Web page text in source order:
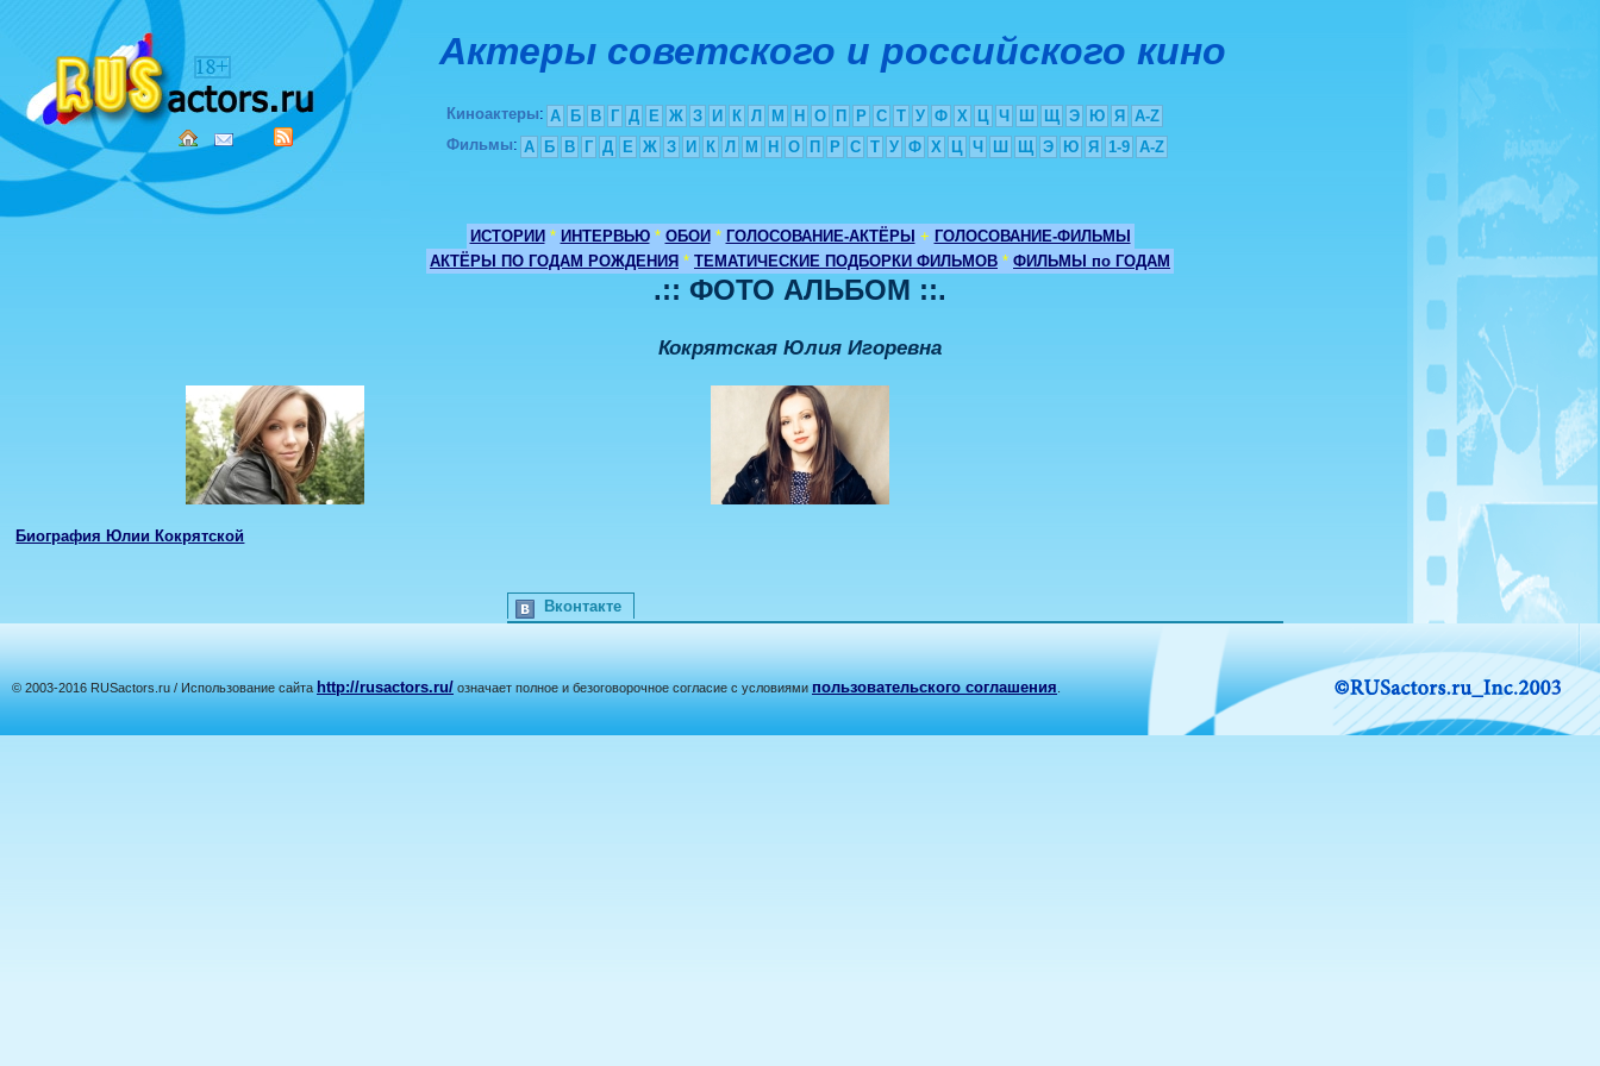
Актеры советского и российского кино
Киноактеры: А Б В Г Д Е Ж З И К Л М Н О П Р С Т У Ф Х Ц Ч Ш Щ Э Ю Я
A-Z
Фильмы: А Б В Г Д Е Ж З И К Л М Н О П Р С Т У Ф Х Ц Ч Ш Щ Э Ю Я 1-9 A-Z
ИСТОРИИ * ИНТЕРВЬЮ * ОБОИ * ГОЛОСОВАНИЕ-АКТЁРЫ + ГОЛОСОВАНИЕ-ФИЛЬМЫ
АКТЁРЫ ПО ГОДАМ РОЖДЕНИЯ * ТЕМАТИЧЕСКИЕ ПОДБОРКИ ФИЛЬМОВ * ФИЛЬМЫ по ГОДАМ
.:: ФОТО АЛЬБОМ ::.
Кокрятская Юлия Игоревна
Биография Юлии Кокрятской
Вконтакте
© 2003-2016 RUSactors.ru / Использование сайта http://rusactors.ru/ означает полное и безоговорочное согласие с условиями пользовательского соглашения